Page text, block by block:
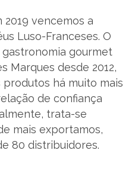
2019 vencemos a
Luso-Franceses. O
gourmet
Marques desde 2012,
produtos há muito mais
de confiança
trata-se
mais exportamos,
80 distribuidores.